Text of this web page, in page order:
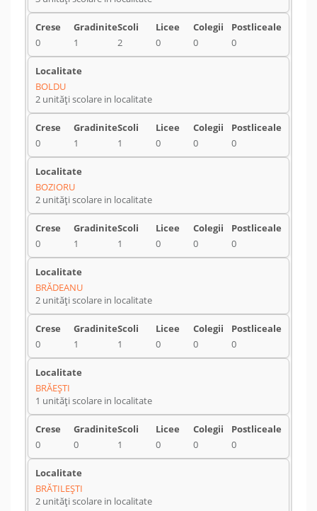
0 1 2 0 0 0
BOLDU
2 unități scolare in localitate
0 1 1 0 0 0
BOZIORU
2 unități scolare in localitate
0 1 1 0 0 0
BRĂDEANU
2 unități scolare in localitate
0 1 1 0 0 0
BRĂEŞTI
1 unități scolare in localitate
0 0 1 0 0 0
BRĂTILEŞTI
2 unități scolare in localitate